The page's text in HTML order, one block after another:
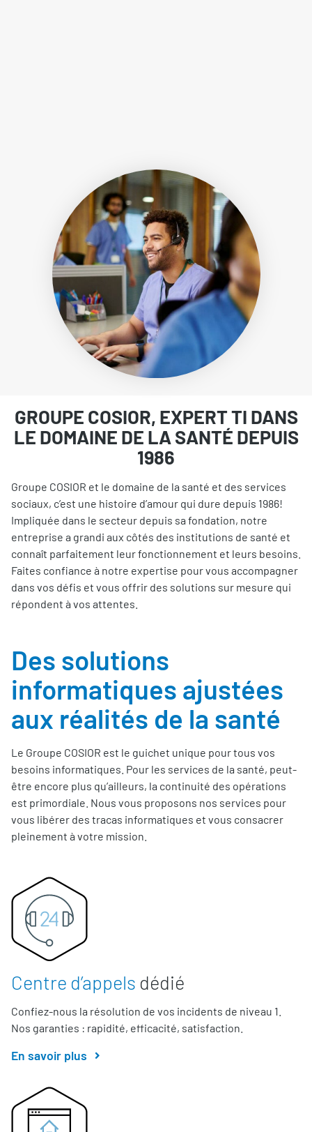
GROUPE COSIOR, EXPERT TI DANS
LE DOMAINE DE LA SANTÉ DEPUIS
1986
Groupe COSIOR et le domaine de la santé et des services
sociaux, c’est une histoire d’amour qui dure depuis 1986!
Impliquée dans le secteur depuis sa fondation, notre
entreprise a grandi aux côtés des institutions de santé et
connaît parfaitement leur fonctionnement et leurs besoins.
Faites confiance à notre expertise pour vous accompagner
dans vos défis et vous offrir des solutions sur mesure qui
répondent à vos attentes.
Des solutions
informatiques ajustées
aux réalités de la santé
Le Groupe COSIOR est le guichet unique pour tous vos
besoins informatiques. Pour les services de la santé, peut-
être encore plus qu’ailleurs, la continuité des opérations
est primordiale. Nous vous proposons nos services pour
vous libérer des tracas informatiques et vous consacrer
pleinement à votre mission.
Centre d’appels dédié
Confiez-nous la résolution de vos incidents de niveau 1.
Nos garanties : rapidité, efficacité, satisfaction.
En savoir plus